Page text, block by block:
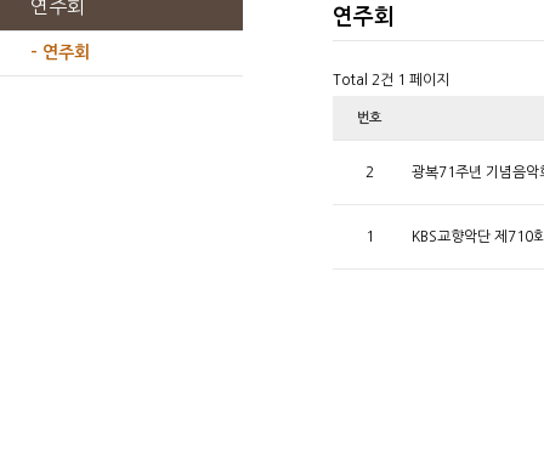
연주회
- 연주회
연주회
Total 2건 1 페이지
번호
2 광복71주년 기념음
1 KBS교향악단 제710